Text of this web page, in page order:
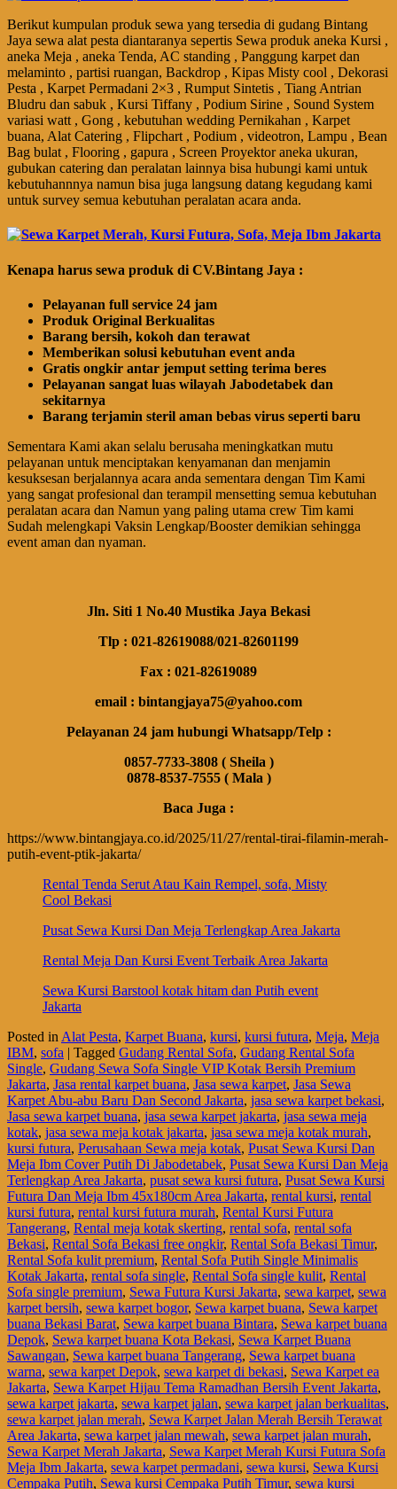
Berikut kumpulan produk sewa yang tersedia di gudang Bintang
Jaya sewa alat pesta diantaranya sepertis Sewa produk aneka Kursi ,
aneka Meja , aneka Tenda, AC standing , Panggung karpet dan
melaminto , partisi ruangan, Backdrop , Kipas Misty cool , Dekorasi
Pesta , Karpet Permadani 2×3 , Rumput Sintetis , Tiang Antrian
Bludru dan sabuk , Kursi Tiffany , Podium Sirine , Sound System
variasi watt , Gong , kebutuhan wedding Pernikahan , Karpet
buana, Alat Catering , Flipchart , Podium , videotron, Lampu , Bean
Bag bulat , Flooring , gapura , Screen Proyektor aneka ukuran,
gubukan catering dan peralatan lainnya bisa hubungi kami untuk
kebutuhannnya namun bisa juga langsung datang kegudang kami
untuk survey semua kebutuhan peralatan acara anda.
Kenapa harus sewa produk di CV.Bintang Jaya :
Pelayanan full service 24 jam
Produk Original Berkualitas
Barang bersih, kokoh dan terawat
Memberikan solusi kebutuhan event anda
Gratis ongkir antar jemput setting terima beres
Pelayanan sangat luas wilayah Jabodetabek dan
sekitarnya
Barang terjamin steril aman bebas virus seperti baru
Sementara Kami akan selalu berusaha meningkatkan mutu
pelayanan untuk menciptakan kenyamanan dan menjamin
kesuksesan berjalannya acara anda sementara dengan Tim Kami
yang sangat profesional dan terampil mensetting semua kebutuhan
peralatan acara dan Namun yang paling utama crew Tim kami
Sudah melengkapi Vaksin Lengkap/Booster demikian sehingga
event aman dan nyaman.
Jln. Siti 1 No.40 Mustika Jaya Bekasi
Tlp : 021-82619088/021-82601199
Fax : 021-82619089
email : bintangjaya75@yahoo.com
Pelayanan 24 jam hubungi Whatsapp/Telp :
0857-7733-3808 ( Sheila )
0878-8537-7555 ( Mala )
Baca Juga :
https://www.bintangjaya.co.id/2025/11/27/rental-tirai-filamin-merah-
putih-event-ptik-jakarta/
Rental Tenda Serut Atau Kain Rempel, sofa, Misty
Cool Bekasi
Pusat Sewa Kursi Dan Meja Terlengkap Area Jakarta
Rental Meja Dan Kursi Event Terbaik Area Jakarta
Sewa Kursi Barstool kotak hitam dan Putih event
Jakarta
Posted in Alat Pesta, Karpet Buana, kursi, kursi futura, Meja, Meja
IBM, sofa | Tagged Gudang Rental Sofa, Gudang Rental Sofa
Single, Gudang Sewa Sofa Single VIP Kotak Bersih Premium
Jakarta, Jasa rental karpet buana, Jasa sewa karpet, Jasa Sewa
Karpet Abu-abu Baru Dan Second Jakarta, jasa sewa karpet bekasi,
Jasa sewa karpet buana, jasa sewa karpet jakarta, jasa sewa meja
kotak, jasa sewa meja kotak jakarta, jasa sewa meja kotak murah,
kursi futura, Perusahaan Sewa meja kotak, Pusat Sewa Kursi Dan
Meja Ibm Cover Putih Di Jabodetabek, Pusat Sewa Kursi Dan Meja
Terlengkap Area Jakarta, pusat sewa kursi futura, Pusat Sewa Kursi
Futura Dan Meja Ibm 45x180cm Area Jakarta, rental kursi, rental
kursi futura, rental kursi futura murah, Rental Kursi Futura
Tangerang, Rental meja kotak skerting, rental sofa, rental sofa
Bekasi, Rental Sofa Bekasi free ongkir, Rental Sofa Bekasi Timur,
Rental Sofa kulit premium, Rental Sofa Putih Single Minimalis
Kotak Jakarta, rental sofa single, Rental Sofa single kulit, Rental
Sofa single premium, Sewa Futura Kursi Jakarta, sewa karpet, sewa
karpet bersih, sewa karpet bogor, Sewa karpet buana, Sewa karpet
buana Bekasi Barat, Sewa karpet buana Bintara, Sewa karpet buana
Depok, Sewa karpet buana Kota Bekasi, Sewa Karpet Buana
Sawangan, Sewa karpet buana Tangerang, Sewa karpet buana
warna, sewa karpet Depok, sewa karpet di bekasi, Sewa Karpet ea
Jakarta, Sewa Karpet Hijau Tema Ramadhan Bersih Event Jakarta,
sewa karpet jakarta, sewa karpet jalan, sewa karpet jalan berkualitas,
sewa karpet jalan merah, Sewa Karpet Jalan Merah Bersih Terawat
Area Jakarta, sewa karpet jalan mewah, sewa karpet jalan murah,
Sewa Karpet Merah Jakarta, Sewa Karpet Merah Kursi Futura Sofa
Meja Ibm Jakarta, sewa karpet permadani, sewa kursi, Sewa Kursi
Cempaka Putih, Sewa kursi Cempaka Putih Timur, sewa kursi